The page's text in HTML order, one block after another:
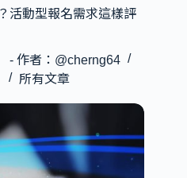
活動型報名需求這樣評
- 作者：@cherng64
所有文章